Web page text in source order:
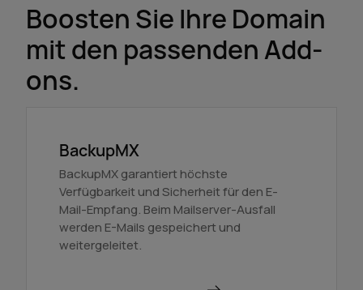
Boosten Sie Ihre Domain
mit den passenden Add-
ons.
BackupMX
BackupMX garantiert höchste
Verfügbarkeit und Sicherheit für den E-
Mail-Empfang. Beim Mailserver-Ausfall
werden E-Mails gespeichert und
weitergeleitet.